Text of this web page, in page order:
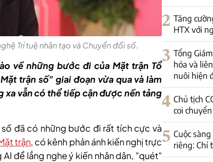
Trí tuệ nhân tạo và Chuyển đổi số.
về những bước đi của Mặt trận Tổ
trận số” giai đoạn vừa qua và làm
xa vẫn có thể tiếp cận được nền tảng
đã có những bước đi rất tích cực và
trận, có kênh phản ánh kiến nghị trực
để lắng nghe ý kiến nhân dân, "quét"
2 Tăng
HTX với
3 Tổng
hóa và
nuôi hiện
4 Chủ tịch
coi
5 Cuộc
riêng: Chỉ